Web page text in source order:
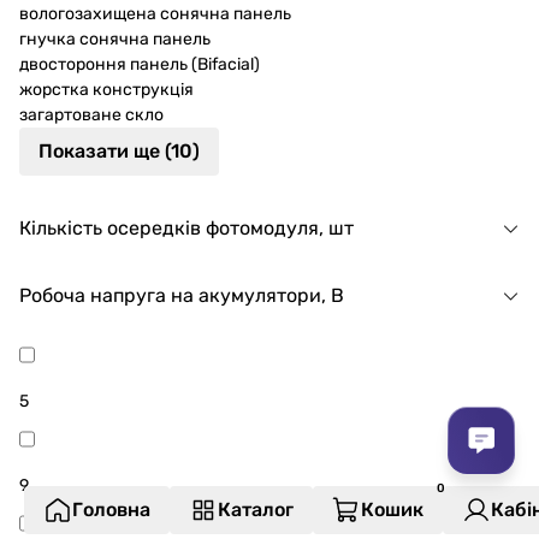
вологозахищена сонячна панель
гнучка сонячна панель
двостороння панель (Bifacial)
жорстка конструкція
загартоване скло
Показати ще (10)
Кількість осередків фотомодуля, шт
Робоча напруга на акумулятори, В
5
9
Головна Каталог Кошик